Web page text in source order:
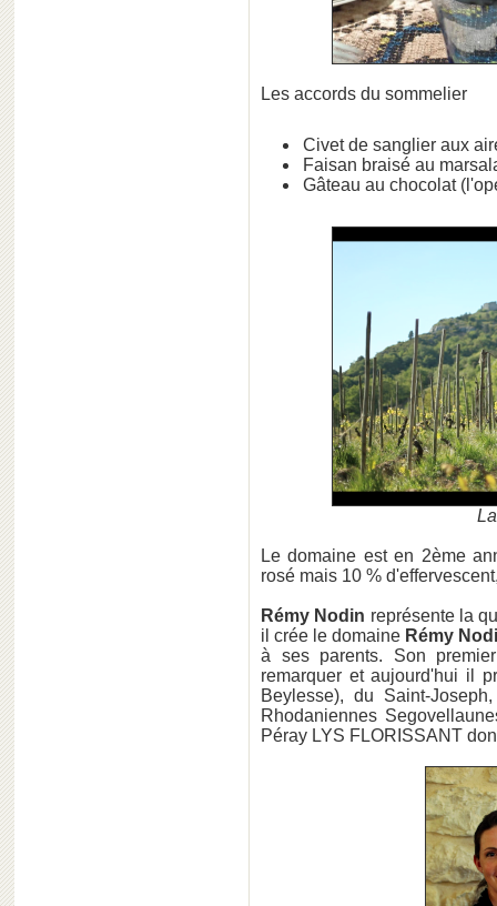
Les accords du sommelier
Civet de sanglier aux
Faisan braisé au
Gâteau au chocolat
Le domaine est en 2ème
rosé mais 10 %
Rémy Nodin représente la
il crée le domaine Rémy
à ses parents. Son
remarquer et aujourd'hui il
Beylesse), du Saint-
Rhodaniennes
Péray LYS FLORISSANT